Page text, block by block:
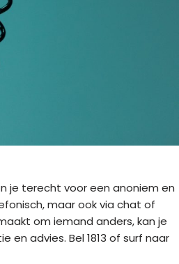
je terecht voor een anoniem en
maar ook via chat of
om iemand anders, kan je
en advies. Bel 1813 of surf naar